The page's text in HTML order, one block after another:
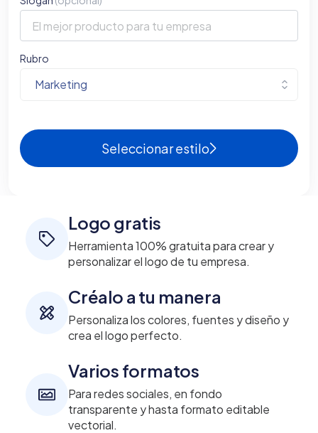
Logo gratis
Herramienta 100% gratuita para crear y
personalizar el logo de tu empresa.
Créalo a tu manera
Personaliza los colores, fuentes y diseño y
crea el logo perfecto.
Varios formatos
Para redes sociales, en fondo
transparente y hasta formato editable
vectorial.